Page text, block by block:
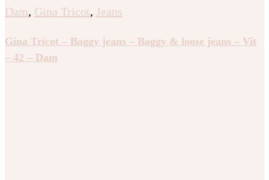
Dam, Gina Tricot, Jeans
Gina Tricot – Baggy jeans – Baggy & loose jeans – Vit
– 42 – Dam